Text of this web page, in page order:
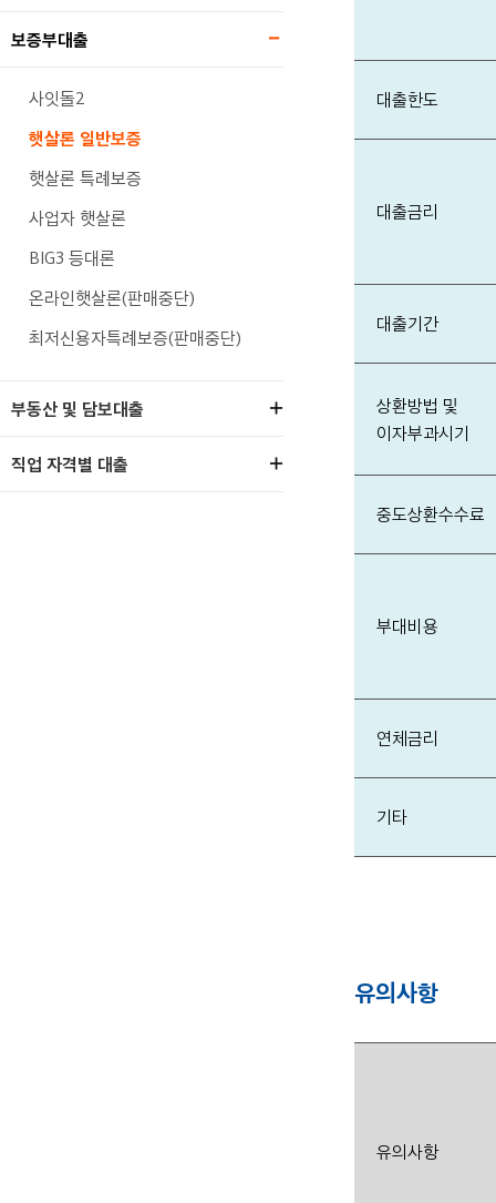
보증부대출
사잇돌2
햇살론 일반보증
햇살론 특례보증
사업자 햇살론
BIG3 등대론
온라인햇살론(판매중단)
최저신용자특례보증(판매중단)
부동산 및 담보대출
직업 자격별 대출
대출한도
대출금리
대출기간
상환방법 및
이자부과시기
중도상환수수료
부대비용
연체금리
기타
유의사항
유의사항